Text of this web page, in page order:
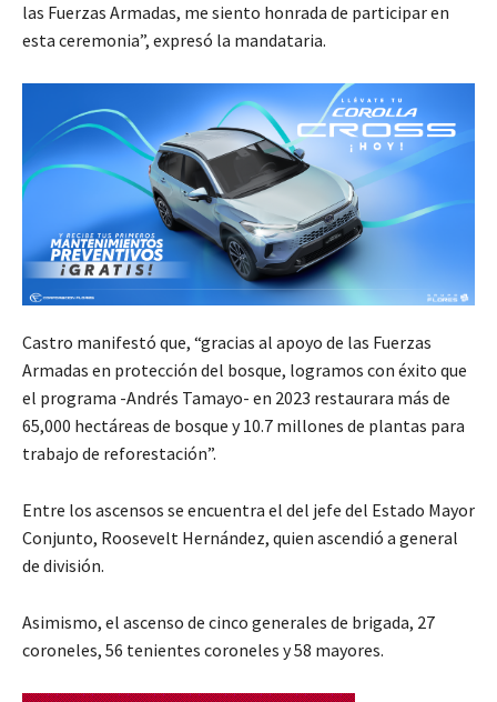
las Fuerzas Armadas, me siento honrada de participar en
esta ceremonia”, expresó la mandataria.
Castro manifestó que, “gracias al apoyo de las Fuerzas
Armadas en protección del bosque, logramos con éxito que
el programa -Andrés Tamayo- en 2023 restaurara más de
65,000 hectáreas de bosque y 10.7 millones de plantas para
trabajo de reforestación”.
Entre los ascensos se encuentra el del jefe del Estado Mayor
Conjunto, Roosevelt Hernández, quien ascendió a general
de división.
Asimismo, el ascenso de cinco generales de brigada, 27
coroneles, 56 tenientes coroneles y 58 mayores.